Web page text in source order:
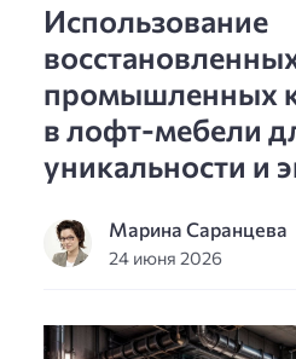
Использование
промышленных
в лофт-мебели
уникальности и
Марина Саранцева
24 июня 2026